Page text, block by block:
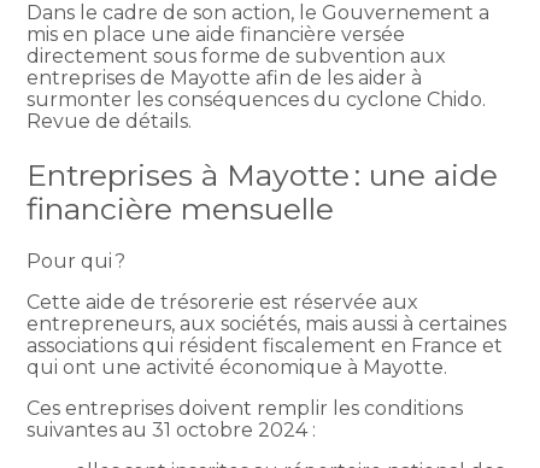
Dans le cadre de son action, le Gouvernement a
mis en place une aide financière versée
directement sous forme de subvention aux
entreprises de Mayotte afin de les aider à
surmonter les conséquences du cyclone Chido.
Revue de détails.
Entreprises à Mayotte : une aide
financière mensuelle
Pour qui ?
Cette aide de trésorerie est réservée aux
entrepreneurs, aux sociétés, mais aussi à certaines
associations qui résident fiscalement en France et
qui ont une activité économique à Mayotte.
Ces entreprises doivent remplir les conditions
suivantes au 31 octobre 2024 :